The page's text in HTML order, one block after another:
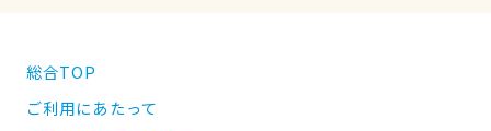
総合TOP
ご利用にあたって